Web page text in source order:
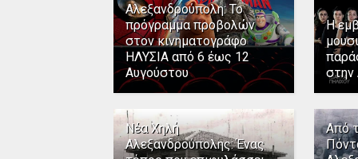
Αλεξανδρούπολη: Το
πρόγραμμα προβολών
στον κινηματογράφο
ΗΛΥΣΙΑ από 6 έως 12
Αυγούστου
Η
στην
Νέα Χηλή
Αλεξανδρούπολης: Ένας
Από